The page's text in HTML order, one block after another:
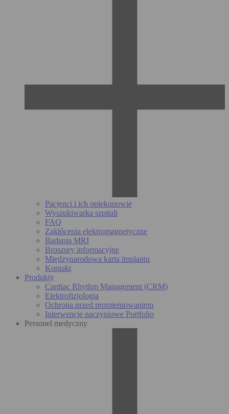
Pacjenci i ich opiekunowie
Wyszukiwarka szpitali
FAQ
Zakłócenia elektromagnetyczne
Badania MRI
Broszury informacyjne
Międzynarodowa karta implantu
Kontakt
Produkty
Cardiac Rhythm Management (CRM)
Elektrofizjologia
Ochrona przed promieniowaniem
Interwencje naczyniowe Portfolio
Personel medyczny